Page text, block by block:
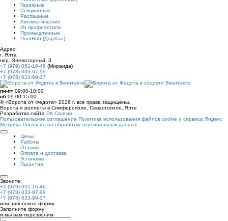
Гаражные
Секционные
Распашные
Автоматические
Из профнастила
Промышленные
DoorHan (ДорХан)
Адрес:
г. Ялта
пер. Элеваторный, 3
+7 (979) 051-16-46 (Миранда)
+7 (978) 033-97-99
+7 (978) 033-99-37
пн-пт 09:00-18:00
сб 09:00-15:00
© «Ворота от Федота» 2026 г. все права защищены.
Ворота и роллеты в Симферополе, Севастополе, Ялте
Разработка сайта РА Салгир
Пользовательское соглашение Политика использования файлов cookie и сервиса Яндекс
Метрика Согласие на обработку персональных данных
Цены
Работы
Отзывы
Оплата и доставка
Установка
Гарантия
Звоните:
+7 (979) 051-16-46
+7 (978) 033-97-99
+7 (978) 033-99-37
или заполните форму
Заполните форму
и мы вам перезвоним